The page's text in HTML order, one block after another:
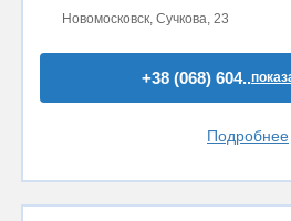
Новомосковск, Сучкова, 23
+38 (068) 604..
Подробнее